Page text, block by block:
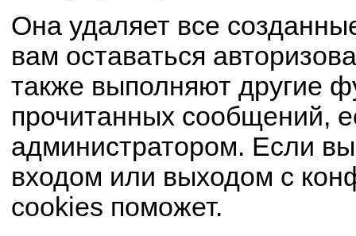
Она удаляет все
вам оставаться
также выполняют другие
прочитанных сообщений,
администратором. Если
входом или выходом с
cookies поможет.